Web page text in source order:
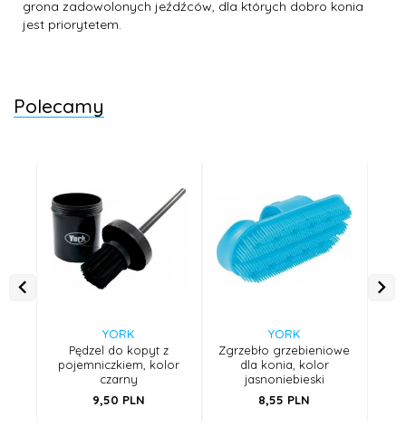
grona zadowolonych jeźdźców, dla których dobro konia
jest priorytetem.
Polecamy
YORK
Pędzel do kopyt z
pojemniczkiem, kolor
czarny
9,50 PLN
YORK
Zgrzebło grzebieniowe
dla konia, kolor
jasnoniebieski
8,55 PLN